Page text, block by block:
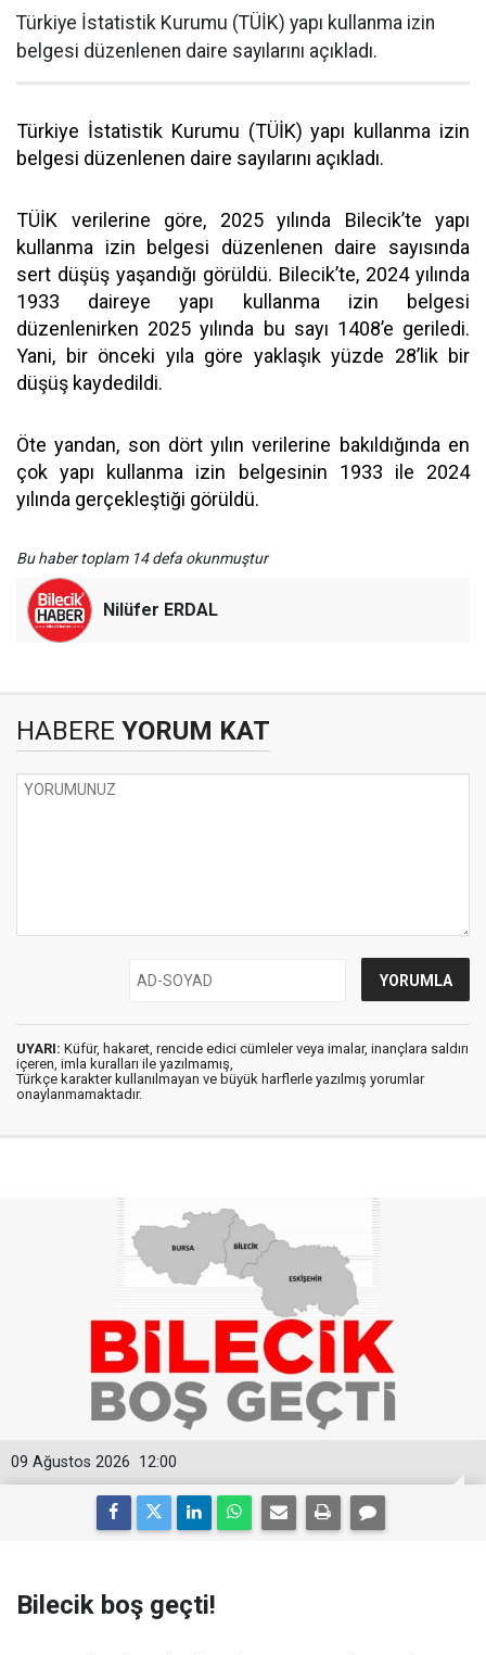
Türkiye İstatistik Kurumu (TÜİK) yapı kullanma izin
belgesi düzenlenen daire sayılarını açıkladı.
Türkiye İstatistik Kurumu (TÜİK) yapı kullanma izin
belgesi düzenlenen daire sayılarını açıkladı.
TÜİK verilerine göre, 2025 yılında Bilecik’te yapı
kullanma izin belgesi düzenlenen daire sayısında
sert düşüş yaşandığı görüldü. Bilecik’te, 2024 yılında
1933 daireye yapı kullanma izin belgesi
düzenlenirken 2025 yılında bu sayı 1408’e geriledi.
Yani, bir önceki yıla göre yaklaşık yüzde 28’lik bir
düşüş kaydedildi.
Öte yandan, son dört yılın verilerine bakıldığında en
çok yapı kullanma izin belgesinin 1933 ile 2024
yılında gerçekleştiği görüldü.
Bu haber toplam 14 defa okunmuştur
Nilüfer ERDAL
HABERE YORUM KAT
UYARI: Küfür, hakaret, rencide edici cümleler veya imalar, inançlara saldırı
içeren, imla kuralları ile yazılmamış,
Türkçe karakter kullanılmayan ve büyük harflerle yazılmış yorumlar
onaylanmamaktadır.
12:00
09 Ağustos 2026
Bilecik boş geçti!